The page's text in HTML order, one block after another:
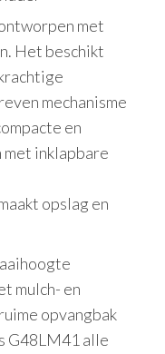
met
Het beschikt
mechanisme
en
met inklapbare
opslag en
mulch- en
opvangbak
G48LM41 alle